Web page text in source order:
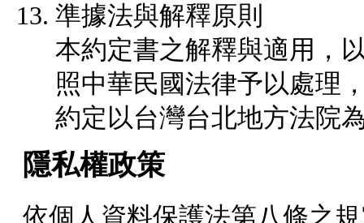
準據法與解釋原則
本約定書之解釋與適用，
照中華民國法律予以處理
約定以台灣台北地方法院
隱私權政策
依個人資料保護法第八條之